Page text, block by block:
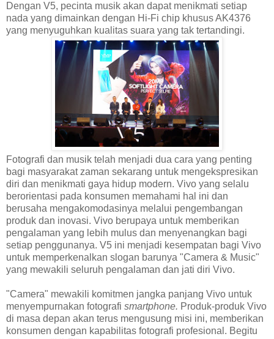
Dengan V5, pecinta musik akan dapat menikmati setiap
nada yang dimainkan dengan Hi-Fi chip khusus AK4376
yang menyuguhkan kualitas suara yang tak tertandingi.
Fotografi dan musik telah menjadi dua cara yang penting
bagi masyarakat zaman sekarang untuk mengekspresikan
diri dan menikmati gaya hidup modern. Vivo yang selalu
berorientasi pada konsumen memahami hal ini dan
berusaha mengakomodasinya melalui pengembangan
produk dan inovasi. Vivo berupaya untuk memberikan
pengalaman yang lebih mulus dan menyenangkan bagi
setiap penggunanya. V5 ini menjadi kesempatan bagi Vivo
untuk memperkenalkan slogan barunya "Camera & Music"
yang mewakili seluruh pengalaman dan jati diri Vivo.
"Camera" mewakili komitmen jangka panjang Vivo untuk
menyempurnakan fotografi smartphone. Produk-produk Vivo
di masa depan akan terus mengusung misi ini, memberikan
konsumen dengan kapabilitas fotografi profesional. Begitu